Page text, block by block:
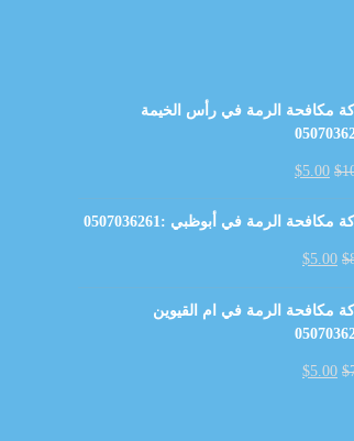
مكافحة الرمة في رأس الخيمة
$
$5.00
مكافحة الرمة في أبوظبي :0507036261
$
$5.00
مكافحة الرمة في ام القيوين
$
$5.00